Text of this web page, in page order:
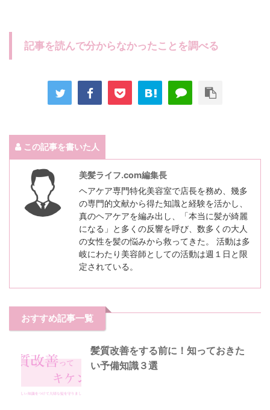
記事を読んで分からなかったことを調べる
この記事を書いた人
美髪ライフ.com編集長
ヘアケア専門特化美容室で店長を務め、幾多
の専門的文献から得た知識と経験を活かし、
真のヘアケアを編み出し、「本当に髪が綺麗
になる」と多くの反響を呼び、数多くの大人
の女性を髪の悩みから救ってきた。 活動は多
岐にわたり美容師としての活動は週１日と限
定されている。
おすすめ記事一覧
髪質改善をする前に！知っておきた
い予備知識３選